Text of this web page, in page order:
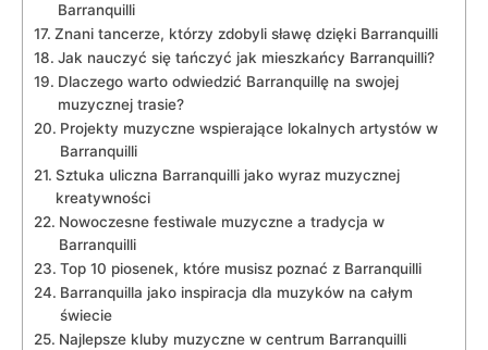
Barranquilli
Znani ⁤tancerze, którzy ⁣zdobyli sławę dzięki ⁤Barranquilli
Jak nauczyć ⁤się tańczyć​ jak mieszkańcy ‌Barranquilli?
Dlaczego warto odwiedzić Barranquillę na swojej
muzycznej trasie?
Projekty muzyczne⁢ wspierające ​lokalnych artystów​ w
Barranquilli
Sztuka uliczna Barranquilli jako wyraz muzycznej
kreatywności
Nowoczesne festiwale muzyczne a ‌tradycja w
Barranquilli
Top 10 piosenek,​ które musisz⁢ poznać z Barranquilli
Barranquilla jako inspiracja dla muzyków na całym‍
świecie
Najlepsze kluby muzyczne w centrum‌ Barranquilli